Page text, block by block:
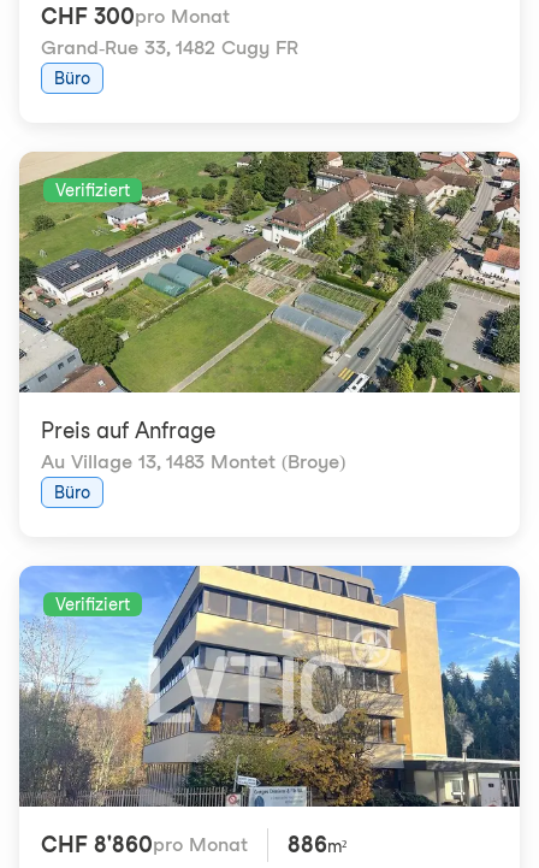
CHF 300pro Monat
Grand-Rue 33, 1482 Cugy FR
Büro
Verifiziert
Preis auf Anfrage
Au Village 13, 1483 Montet (Broye)
Büro
Verifiziert
CHF 8'860pro Monat 886m²